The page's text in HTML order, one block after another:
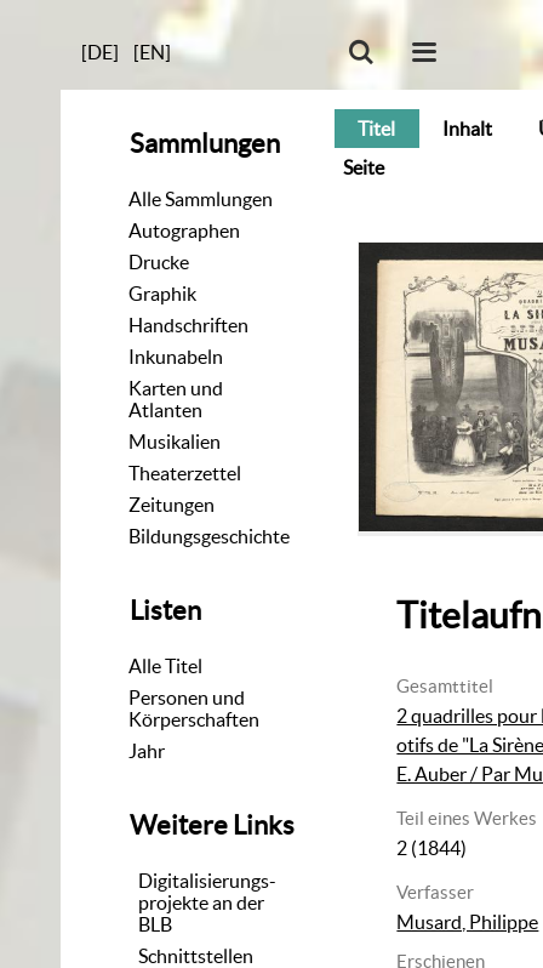
[DE] [EN]
Sammlungen
Alle Sammlungen
Autographen
Drucke
Graphik
Handschriften
Inkunabeln
Karten und
Atlanten
Musikalien
Theaterzettel
Zeitungen
Bildungsgeschichte
Listen
Alle Titel
Personen und
Körperschaften
Jahr
Weitere Links
Digitalisierungs-
projekte an der
BLB
Schnittstellen
Titel Inhalt
Seite
Gesamttitel
2 quadrilles pour
otifs de "La
E. Auber / Par
Teil eines Werkes
2 (1844)
Verfasser
Musard, Philippe
Erschienen